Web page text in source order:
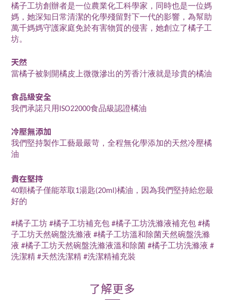
橘子工坊創辦者是一位農業化工科學家，同時也是一位媽
媽，她深知日常清潔的化學殘留對下一代的影響，為幫助
萬千媽媽守護家庭免於有害物質的侵害，她創立了橘子工
坊。
天然
當橘子被剝開橘皮上微微滲出的芳香汁液就是珍貴的橘油
食品級安全
我們承諾只用ISO22000食品級認證橘油
冷壓無添加
我們堅持製作工藝最嚴苛，全程無化學添加的天然冷壓橘
油
貴在堅持
40顆橘子僅能萃取1湯匙(20ml)橘油，因為我們堅持給您最
好的
#橘子工坊 #橘子工坊補充包 #橘子工坊洗滌液補充包 #橘
子工坊天然碗盤洗滌液 #橘子工坊溫和除菌天然碗盤洗滌
液 #橘子工坊天然碗盤洗滌液溫和除菌 #橘子工坊洗滌液 #
洗潔精 #天然洗潔精 #洗潔精補充裝
了解更多